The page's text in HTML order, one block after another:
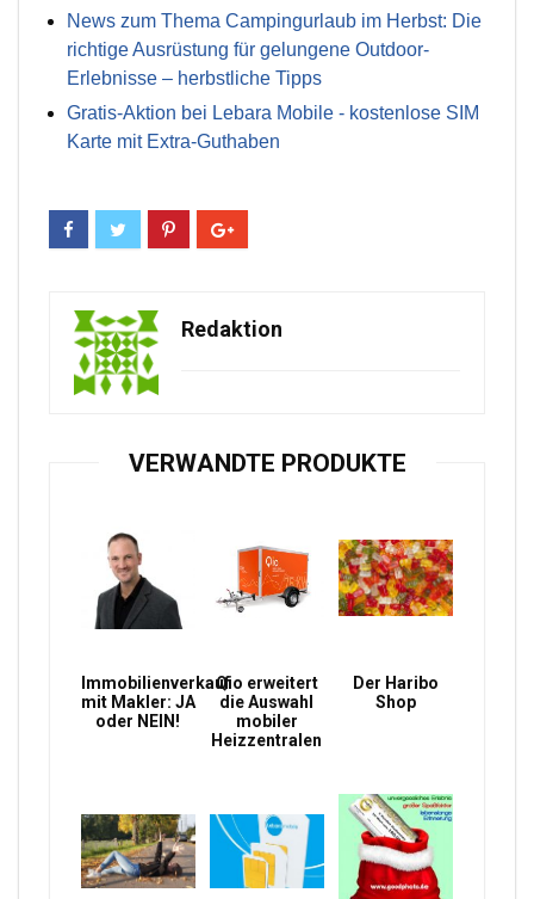
News zum Thema Campingurlaub im Herbst: Die
richtige Ausrüstung für gelungene Outdoor-
Erlebnisse – herbstliche Tipps
Gratis-Aktion bei Lebara Mobile - kostenlose SIM
Karte mit Extra-Guthaben
Redaktion
VERWANDTE PRODUKTE
Immobilienverkauf
mit Makler: JA
oder NEIN!
Qio erweitert
die Auswahl
mobiler
Heizzentralen
Der Haribo
Shop